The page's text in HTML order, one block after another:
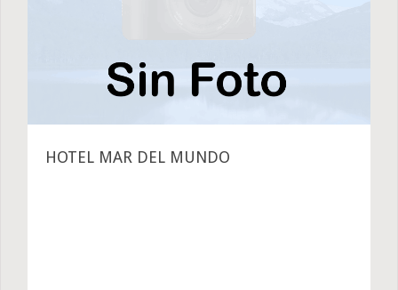
HOTEL MAR DEL MUNDO